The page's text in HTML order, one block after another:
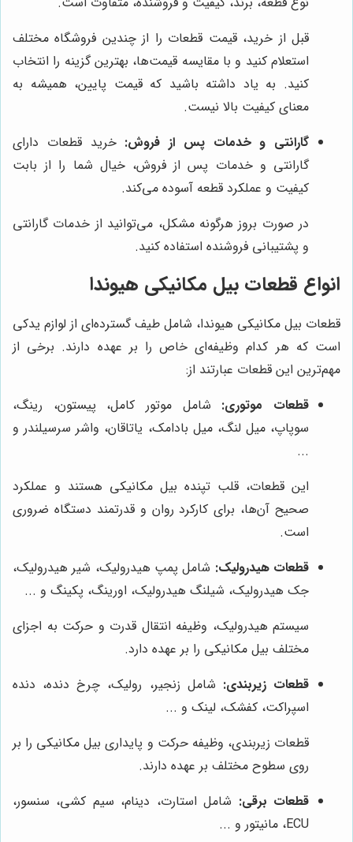
قبل از خرید، قیمت قطعات را از چندین فروشگاه مختلف
استعلام کنید و با مقایسه قیمت‌ها، بهترین گزینه را انتخاب
کنید. به یاد داشته باشید که قیمت پایین، همیشه به
معنای کیفیت بالا نیست.
گارانتی و خدمات پس از فروش: خرید قطعات دارای
گارانتی و خدمات پس از فروش، خیال شما را از بابت
کیفیت و عملکرد قطعه آسوده می‌کند.
در صورت بروز هرگونه مشکل، می‌توانید از خدمات گارانتی
و پشتیبانی فروشنده استفاده کنید.
انواع قطعات بیل مکانیکی هیوندا
قطعات بیل مکانیکی هیوندا، شامل طیف گسترده‌ای از لوازم یدکی
است که هر کدام وظیفه‌ای خاص را بر عهده دارند. برخی از
مهم‌ترین این قطعات عبارتند از:
قطعات موتوری: شامل موتور کامل، پیستون، رینگ،
سوپاپ، میل لنگ، میل بادامک، یاتاقان، واشر سرسیلندر و
...
این قطعات، قلب تپنده بیل مکانیکی هستند و عملکرد
صحیح آن‌ها، برای کارکرد روان و قدرتمند دستگاه ضروری
است.
قطعات هیدرولیک: شامل پمپ هیدرولیک، شیر هیدرولیک،
جک هیدرولیک، شیلنگ هیدرولیک، اورینگ، پکینگ و ...
سیستم هیدرولیک، وظیفه انتقال قدرت و حرکت به اجزای
مختلف بیل مکانیکی را بر عهده دارد.
قطعات زیربندی: شامل زنجیر، رولیک، چرخ دنده، دنده
اسپراکت، کفشک، لینک و ...
قطعات زیربندی، وظیفه حرکت و پایداری بیل مکانیکی را بر
روی سطوح مختلف بر عهده دارند.
قطعات برقی: شامل استارت، دینام، سیم کشی، سنسور،
ECU، مانیتور و ...